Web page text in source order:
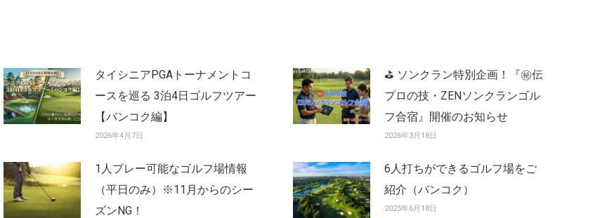
タイシニアPGAトーナメントコ
ースを巡る 3泊4日ゴルフツアー
【バンコク編】
2026年4月7日
⛳ ソンクラン特別企画！『㊙️伝
プロの技・ZENソンクランゴル
フ合宿』開催のお知らせ
2026年3月18日
1人プレー可能なゴルフ場情報
（平日のみ）※11月からのシー
ズンNG！
6人打ちができるゴルフ場をご
紹介（バンコク）
2025年6月18日